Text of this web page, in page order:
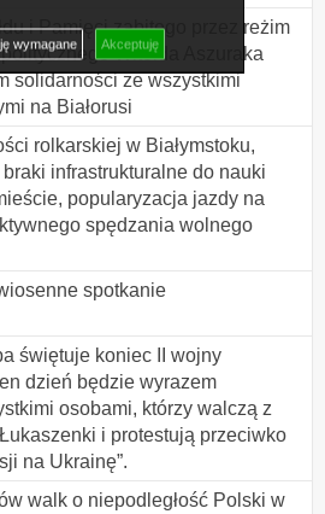
wymagane Akceptuję
i Pamięci zabitego przez reżim
Witolda Aszuraka
solidarności ze wszystkimi
na Białorusi
rolkarskiej w Białymstoku,
infrastrukturalne do nauki
popularyzacja jazdy na
spędzania wolnego
spotkanie
świętuje koniec II wojny
dzień będzie wyrazem
osobami, którzy walczą z
i protestują przeciwko
na Ukrainę”.
walk o niepodległość Polski w